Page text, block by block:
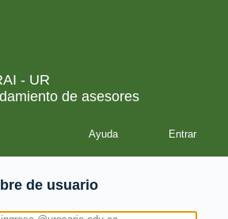
- UR
de asesores
Ayuda
de usuario